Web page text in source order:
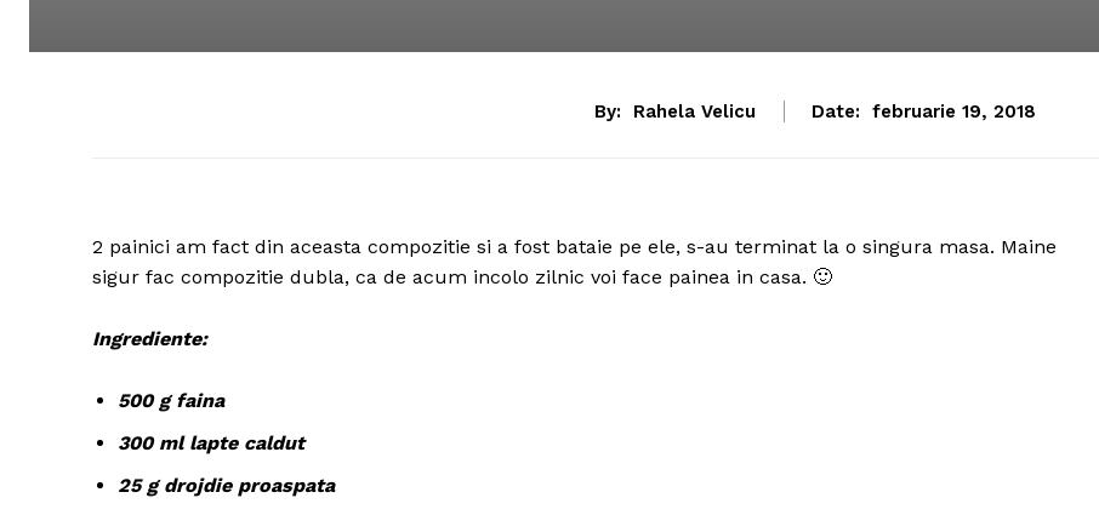
By: Rahela Velicu Date: februarie 19, 2018
2 painici am fact din aceasta compozitie si a fost bataie pe ele, s-au terminat la o singura masa. Maine
sigur fac compozitie dubla, ca de acum incolo zilnic voi face painea in casa. 🙂
Ingrediente:
500 g faina
300 ml lapte caldut
25 g drojdie proaspata